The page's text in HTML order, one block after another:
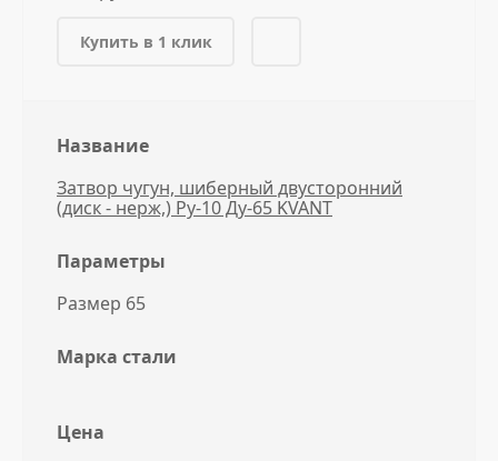
Купить в 1 клик
Название
Затвор чугун, шиберный двусторонний
(диск - нерж,) Ру-10 Ду-65 KVANT
Параметры
Размер 65
Марка стали
Цена